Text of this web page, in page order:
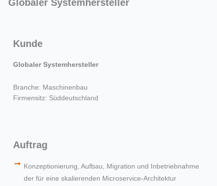
Globaler Systemhersteller
Kunde
Globaler Systemhersteller
Branche: Maschinenbau
Firmensitz: Süddeutschland
Auftrag
Konzeptionierung, Aufbau, Migration und Inbetriebnahme
der für eine skalierenden Microservice-Architektur